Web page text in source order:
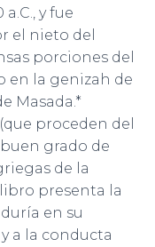
y fue
el nieto del
porciones del
en la genizah de
Masada.*
proceden del
grado de
de la
presenta la
en su
a la conducta